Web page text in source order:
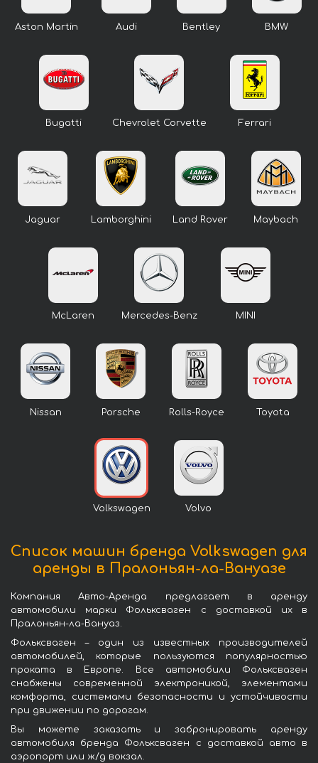
Aston Martin Audi Bentley BMW
Bugatti Chevrolet Corvette Ferrari
Jaguar Lamborghini Land Rover Maybach
McLaren Mercedes-Benz MINI
Nissan Porsche Rolls-Royce Toyota
Volkswagen Volvo
Список машин бренда Volkswagen для
аренды в Пралоньян-ла-Вануазе
Компания Авто-Аренда предлагает в аренду
автомобили марки Фольксваген с доставкой их в
Пралоньян-ла-Вануаз.
Фольксваген – один из известных производителей
автомобилей, которые пользуются популярностью
проката в Европе. Все автомобили Фольксваген
снабжены современной электроникой, элементами
комфорта, системами безопасности и устойчивости
при движении по дорогам.
Вы можете заказать и забронировать аренду
автомобиля бренда Фольксваген с доставкой авто в
аэропорт или ж/д вокзал.